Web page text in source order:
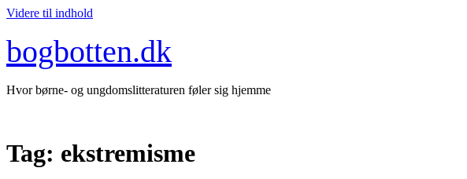
Videre til indhold
bogbotten.dk
Hvor børne- og ungdomslitteraturen føler sig hjemme
Tag: ekstremisme